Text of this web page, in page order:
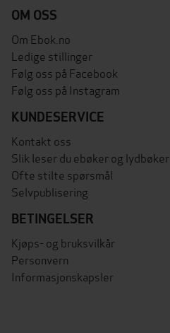
OM OSS
Om Ebok.no
Ledige stillinger
Følg oss på Facebook
Følg oss på Instagram
KUNDESERVICE
Kontakt oss
Slik leser du ebøker og lydbøker
Ofte stilte spørsmål
Selvpublisering
BETINGELSER
Kjøps- og bruksvilkår
Personvern
Informasjonskapsler